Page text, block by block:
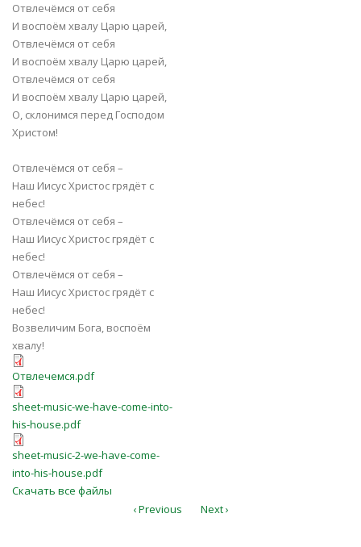
Отвлечёмся от себя
И воспоём хвалу Царю царей,
Отвлечёмся от себя
И воспоём хвалу Царю царей,
Отвлечёмся от себя
И воспоём хвалу Царю царей,
О, склонимся перед Господом
Христом!
Отвлечёмся от себя –
Наш Иисус Христос грядёт с
небес!
Отвлечёмся от себя –
Наш Иисус Христос грядёт с
небес!
Отвлечёмся от себя –
Наш Иисус Христос грядёт с
небес!
Возвеличим Бога, воспоём
хвалу!
Отвлечемся.pdf
Отвлечемся.pdf
sheet-music-we-have-come-into-
his-house.pdf
sheet-music-we-have-come-into-
his-house.pdf
sheet-music-2-we-have-come-into-
his-house.pdf
sheet-music-2-we-have-come-
into-his-house.pdf
Скачать все файлы
‹ Previous Next ›